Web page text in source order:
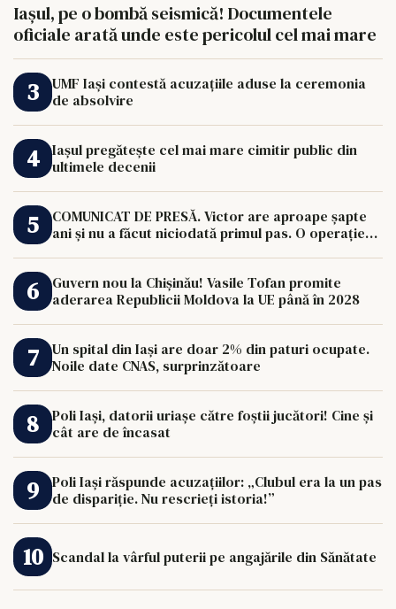
Iașul, pe o bombă seismică! Documentele
oficiale arată unde este pericolul cel mai mare
UMF Iași contestă acuzațiile aduse la ceremonia
de absolvire
Iașul pregătește cel mai mare cimitir public din
ultimele decenii
COMUNICAT DE PRESĂ. Victor are aproape șapte
ani și nu a făcut niciodată primul pas. O operație
Guvern nou la Chișinău! Vasile Tofan promite
aderarea Republicii Moldova la UE până în 2028
Un spital din Iași are doar 2% din paturi ocupate.
Noile date CNAS, surprinzătoare
Poli Iași, datorii uriașe către foștii jucători! Cine și
cât are de încasat
Poli Iași răspunde acuzațiilor: „Clubul era la un pas
de dispariție. Nu rescrieți istoria!”
Scandal la vârful puterii pe angajările din Sănătate